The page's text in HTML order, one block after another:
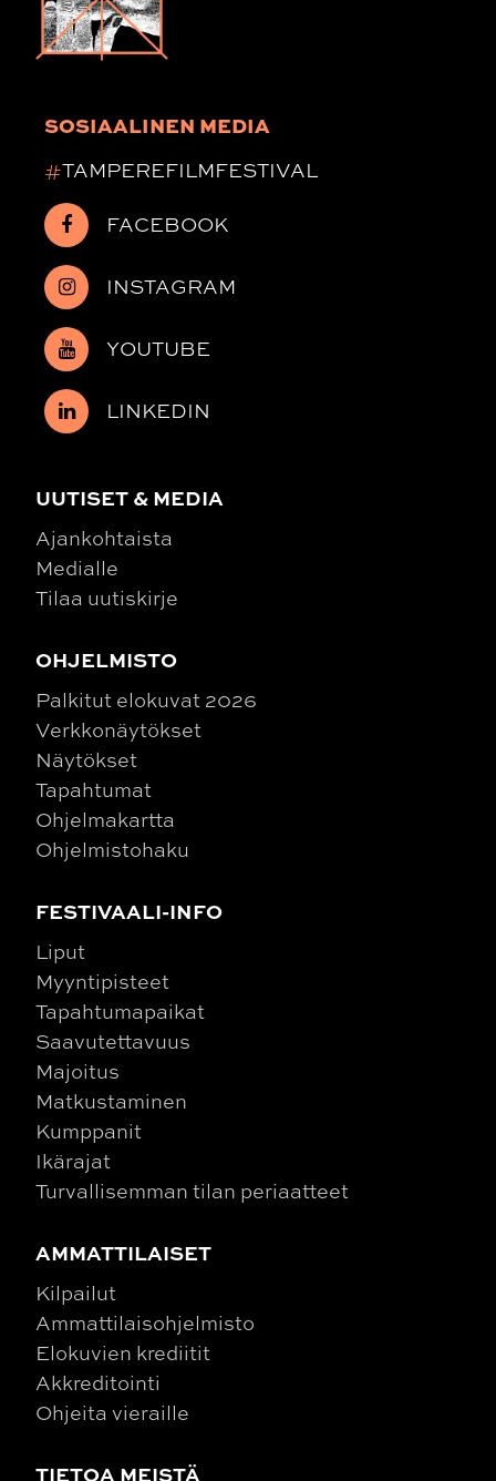
SOSIAALINEN MEDIA
#TAMPEREFILMFESTIVAL
FACEBOOK
INSTAGRAM
YOUTUBE
LINKEDIN
UUTISET & MEDIA
Ajankohtaista
Medialle
Tilaa uutiskirje
OHJELMISTO
Palkitut elokuvat 2026
Verkkonäytökset
Näytökset
Tapahtumat
Ohjelmakartta
Ohjelmistohaku
FESTIVAALI-INFO
Liput
Myyntipisteet
Tapahtumapaikat
Saavutettavuus
Majoitus
Matkustaminen
Kumppanit
Ikärajat
Turvallisemman tilan periaatteet
AMMATTILAISET
Kilpailut
Ammattilaisohjelmisto
Elokuvien krediitit
Akkreditointi
Ohjeita vieraille
TIETOA MEISTÄ